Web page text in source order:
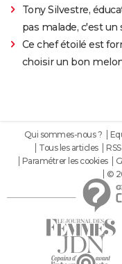
Tony Silvestre,
pas malade, c'est
Ce chef étoilé est
choisir un bon
Qui sommes-nous ?
Tous les articles
RSS
Paramétrer les cookies
©